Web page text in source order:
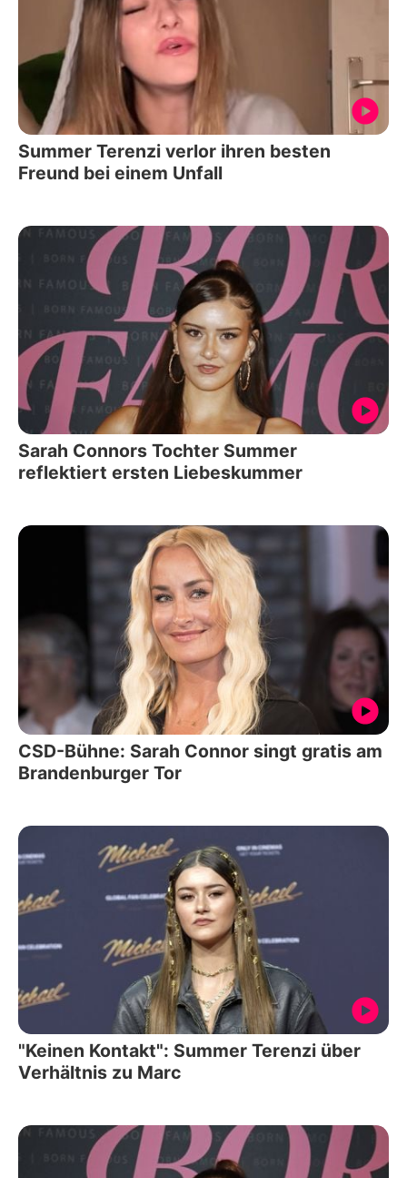
Summer Terenzi verlor ihren besten
Freund bei einem Unfall
Sarah Connors Tochter Summer
reflektiert ersten Liebeskummer
CSD-Bühne: Sarah Connor singt gratis am
Brandenburger Tor
"Keinen Kontakt": Summer Terenzi über
Verhältnis zu Marc